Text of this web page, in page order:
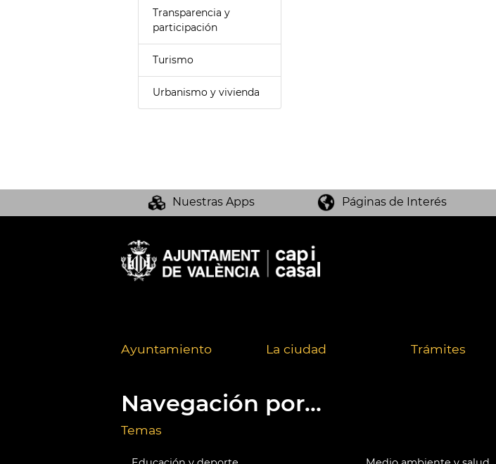
Transparencia y
participación
Turismo
Urbanismo y vivienda
Nuestras Apps Páginas de Interés
Ayuntamiento La ciudad Trámites
Navegación por...
Temas